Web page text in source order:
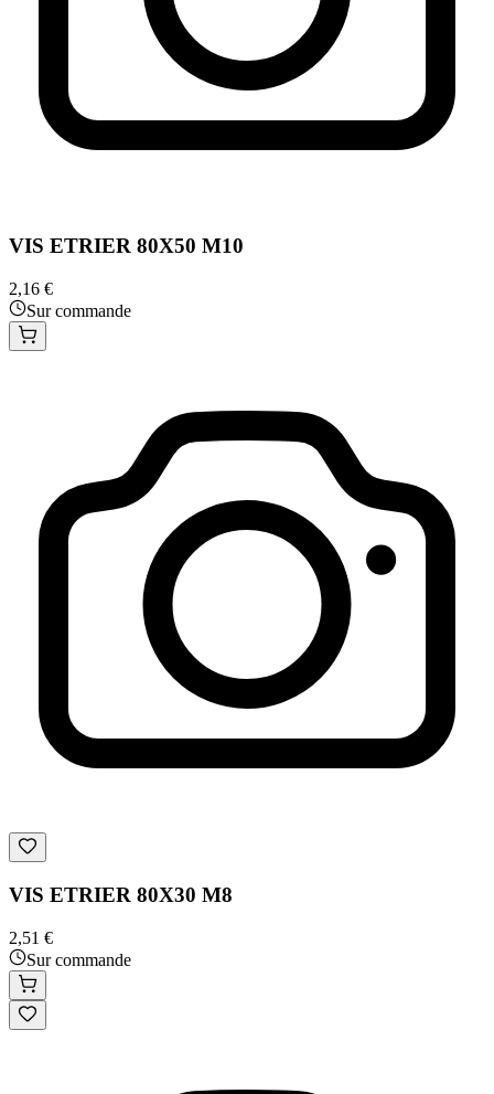
VIS ETRIER 80X50 M10
2,16 €
Sur commande
VIS ETRIER 80X30 M8
2,51 €
Sur commande